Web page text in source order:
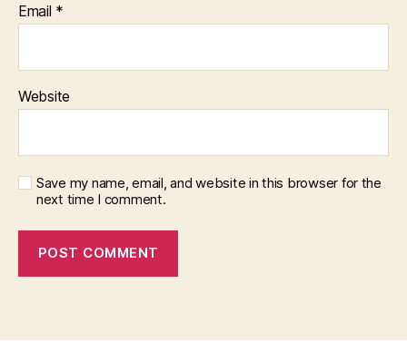
Email *
Website
Save my name, email, and website in this browser for the
next time I comment.